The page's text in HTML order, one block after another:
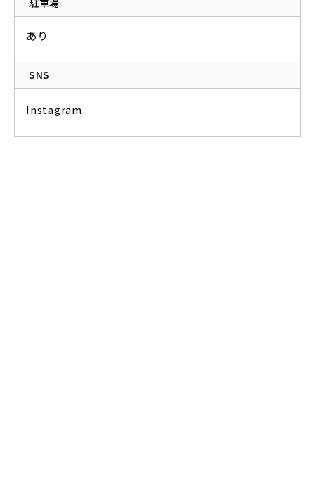
駐車場
あり
SNS
Instagram